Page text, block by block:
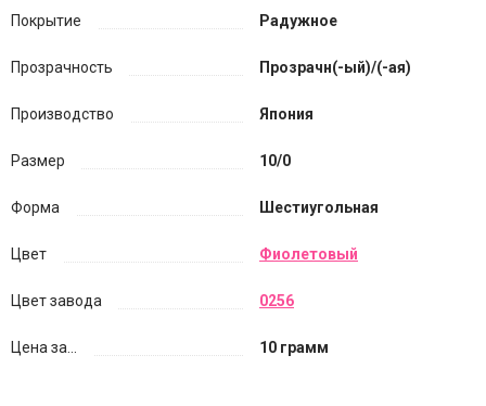
Покрытие Радужное
Прозрачность Прозрачн(-ый)/(-ая)
Производство Япония
Размер 10/0
Форма Шестиугольная
Цвет Фиолетовый
Цвет завода 0256
Цена за... 10 грамм